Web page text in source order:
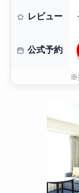
レビュー
公式予約
※